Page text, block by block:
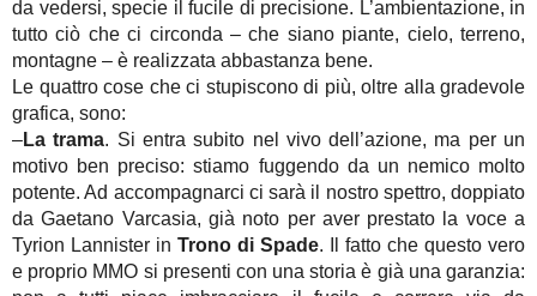
da vedersi, specie il fucile di precisione. L’ambientazione, in
tutto ciò che ci circonda – che siano piante, cielo, terreno,
montagne – è realizzata abbastanza bene.
Le quattro cose che ci stupiscono di più, oltre alla gradevole
grafica, sono:
–La trama. Si entra subito nel vivo dell’azione, ma per un
motivo ben preciso: stiamo fuggendo da un nemico molto
potente. Ad accompagnarci ci sarà il nostro spettro, doppiato
da Gaetano Varcasia, già noto per aver prestato la voce a
Tyrion Lannister in Trono di Spade. Il fatto che questo vero
e proprio MMO si presenti con una storia è già una garanzia: